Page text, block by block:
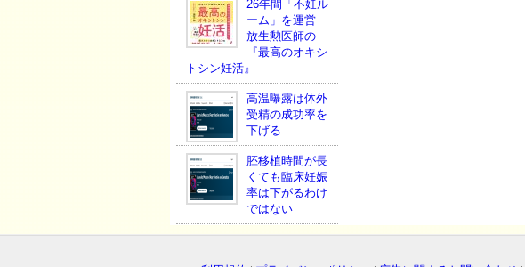
26年間「不妊ル
ーム」を運営
放生勲医師の
『最高のオキシ
トシン妊活』
高温曝露は体外
受精の成功率を
下げる
胚移植時間が長
くても臨床妊娠
率は下がるわけ
ではない